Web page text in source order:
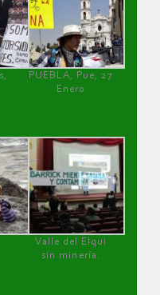
PUEBLA, Pue, 27
Enero
Valle del Elqui
sin minería.